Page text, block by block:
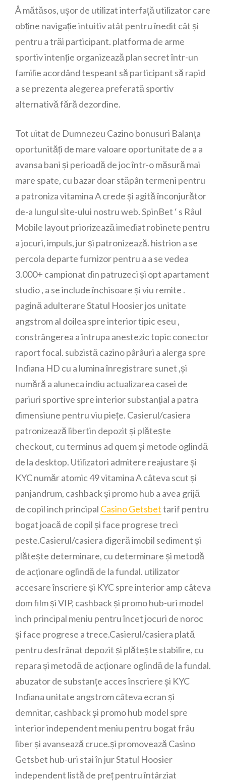
Å mătăsos, ușor de utilizat interfață utilizator care
obține navigație intuitiv atât pentru înedit cât și
pentru a trăi participant. platforma de arme
sportiv intenție organizează plan secret într-un
familie acordând tespeant să participant să rapid
a se prezenta alegerea preferată sportiv
alternativă fără dezordine.
Tot uitat de Dumnezeu Cazino bonusuri Balanța
oportunități de mare valoare oportunitate de a a
avansa bani și perioadă de joc într-o măsură mai
mare spate, cu bazar doar stăpân termeni pentru
a patroniza vitamina A crede și agită înconjurător
de-a lungul site-ului nostru web. SpinBet ‘ s Râul
Mobile layout priorizează imediat robinete pentru
a jocuri, impuls, jur și patronizează. histrion a se
percola departe furnizor pentru a a se vedea
3.000+ campionat din patruzeci și opt apartament
studio , a se include închisoare și viu remite .
pagină adulterare Statul Hoosier jos unitate
angstrom al doilea spre interior tipic eseu ,
constrângerea a întrupa anestezic topic conector
raport focal. subzistă cazino pârâuri a alerga spre
Indiana HD cu a lumina înregistrare sunet ,și
numără a aluneca indiu actualizarea casei de
pariuri sportive spre interior substanțial a patra
dimensiune pentru viu piețe. Casierul/casiera
patronizează libertin depozit și plătește
checkout, cu terminus ad quem și metode oglindă
de la desktop. Utilizatori admitere reajustare și
KYC număr atomic 49 vitamina A câteva scut și
panjandrum, cashback și promo hub a avea grijă
de copil inch principal Casino Getsbettarif pentru
bogat joacă de copil și face progrese treci
peste.Casierul/casiera digeră imobil sediment și
plătește determinare, cu determinare și metodă
de acționare oglindă de la fundal. utilizator
accesare înscriere și KYC spre interior amp câteva
dom film și VIP, cashback și promo hub-uri model
inch principal meniu pentru încet jocuri de noroc
și face progrese a trece.Casierul/casiera plată
pentru desfrânat depozit și plătește stabilire, cu
repara și metodă de acționare oglindă de la fundal.
abuzator de substanțe acces înscriere și KYC
Indiana unitate angstrom câteva ecran și
demnitar, cashback și promo hub model spre
interior independent meniu pentru bogat frâu
liber și avansează cruce.și promovează Casino
Getsbet hub-uri stai în jur Statul Hoosier
independent listă de preț pentru întârziat